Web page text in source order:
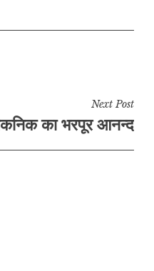
Next Post
का भरपूर आनन्द